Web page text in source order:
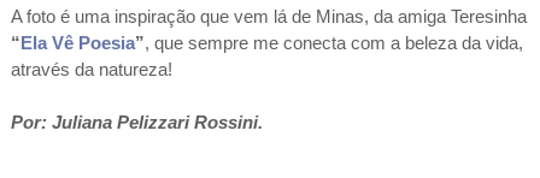
A foto é uma inspiração que vem lá de Minas, da amiga Teresinha
“Ela Vê Poesia”, que sempre me conecta com a beleza da vida,
através da natureza!
Por: Juliana Pelizzari Rossini.